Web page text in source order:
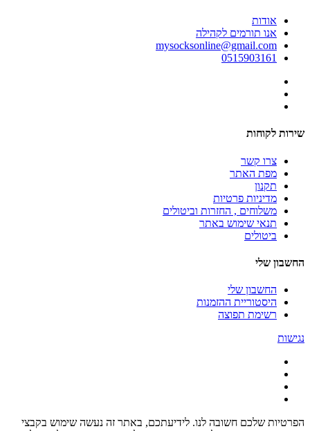
אודות
אנו תורמים לקהילה
mysocksonline@gmail.com
0515903161
שירות לקוחות
צרו קשר
מפת האתר
תקנון
מדיניות פרטיות
משלוחים , החזרות וביטולים
תנאי שימוש באתר
ביטולים
החשבון שלי
החשבון שלי
היסטוריית ההזמנות
רשימת תפוצה
נגישות
הפרטיות שלכם חשובה לנו. לידיעתכם, באתר זה נעשה שימוש בקבצי